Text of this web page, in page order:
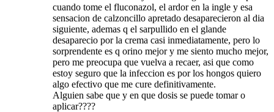
cuando tome el fluconazol, el ardor en la ingle y esa
sensacion de calzoncillo apretado desaparecieron al dia
siguiente, ademas q el sarpullido en el glande
desaparecio por la crema casi inmediatamente, pero lo
sorprendente es q orino mejor y me siento mucho mejor,
pero me preocupa que vuelva a recaer, asi que como
estoy seguro que la infeccion es por los hongos quiero
algo efectivo que me cure definitivamente.
Alguien sabe que y en que dosis se puede tomar o
aplicar????